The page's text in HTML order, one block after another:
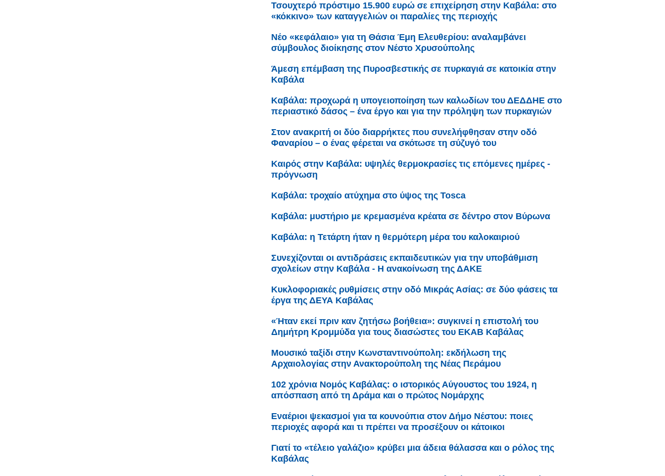
Τσουχτερό πρόστιμο 15.900 ευρώ σε επιχείρηση στην Καβάλα: στο
«κόκκινο» των καταγγελιών οι παραλίες της περιοχής
Νέο «κεφάλαιο» για τη Θάσια Έμη Ελευθερίου: αναλαμβάνει
σύμβουλος διοίκησης στον Νέστο Χρυσούπολης
Άμεση επέμβαση της Πυροσβεστικής σε πυρκαγιά σε κατοικία στην
Καβάλα
Καβάλα: προχωρά η υπογειοποίηση των καλωδίων του ΔΕΔΔΗΕ στο
περιαστικό δάσος – ένα έργο και για την πρόληψη των πυρκαγιών
Στον ανακριτή οι δύο διαρρήκτες που συνελήφθησαν στην οδό
Φαναρίου – ο ένας φέρεται να σκότωσε τη σύζυγό του
Καιρός στην Καβάλα: υψηλές θερμοκρασίες τις επόμενες ημέρες -
πρόγνωση
Καβάλα: τροχαίο ατύχημα στο ύψος της Tosca
Καβάλα: μυστήριο με κρεμασμένα κρέατα σε δέντρο στον Βύρωνα
Καβάλα: η Τετάρτη ήταν η θερμότερη μέρα του καλοκαιριού
Συνεχίζονται οι αντιδράσεις εκπαιδευτικών για την υποβάθμιση
σχολείων στην Καβάλα - Η ανακοίνωση της ΔΑΚΕ
Κυκλοφοριακές ρυθμίσεις στην οδό Μικράς Ασίας: σε δύο φάσεις τα
έργα της ΔΕΥΑ Καβάλας
«Ήταν εκεί πριν καν ζητήσω βοήθεια»: συγκινεί η επιστολή του
Δημήτρη Κρομμύδα για τους διασώστες του ΕΚΑΒ Καβάλας
Μουσικό ταξίδι στην Κωνσταντινούπολη: εκδήλωση της
Αρχαιολογίας στην Ανακτορούπολη της Νέας Περάμου
102 χρόνια Νομός Καβάλας: ο ιστορικός Αύγουστος του 1924, η
απόσπαση από τη Δράμα και ο πρώτος Νομάρχης
Εναέριοι ψεκασμοί για τα κουνούπια στον Δήμο Νέστου: ποιες
περιοχές αφορά και τι πρέπει να προσέξουν οι κάτοικοι
Γιατί το «τέλειο γαλάζιο» κρύβει μια άδεια θάλασσα και ο ρόλος της
Καβάλας